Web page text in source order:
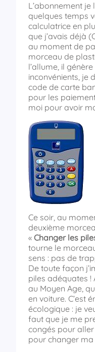
L’abonnement
quelques temps
calculatrice en
que j’avais déjà
au moment de
morceau de
l’allume, il
inconvénients, je
code de carte
pour les
moi pour avoir
Ce soir, au
deuxième
« Changer les
tourne le
sens : pas de
De toute façon
piles adéquates !
au Moyen Age,
en voiture. C’est
écologique : je
faut que je me
congés pour
pour changer ma